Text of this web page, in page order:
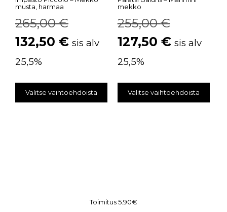
musta, harmaa
265,00€
132,50 € sis alv
25,5%
Valitse vaihtoehdoista
mekko
255,00€
127,50 € sis alv
25,5%
Valitse vaihtoehdoista
Toimitus 5.90€